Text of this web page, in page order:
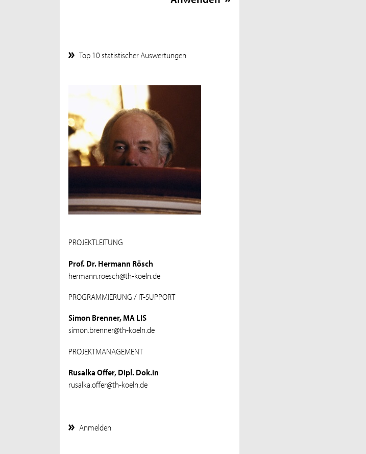
Top 10 statistischer Auswertungen
PROJEKTLEITUNG
Prof. Dr. Hermann Rösch
hermann.roesch@th-koeln.de
PROGRAMMIERUNG / IT-SUPPORT
Simon Brenner, MA LIS
simon.brenner@th-koeln.de
PROJEKTMANAGEMENT
Rusalka Offer, Dipl. Dok.in
rusalka.offer@th-koeln.de
Anmelden